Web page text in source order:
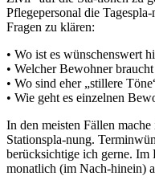
Pflegepersonal die
Fragen zu klären:
• Wo ist es wünschenswert
• Welcher Bewohner
• Wo sind eher „stillere
• Wie geht es einzelnen
In den meisten Fällen
Stationspla-nung.
berücksichtige ich gerne.
monatlich (im Nach-hinein)